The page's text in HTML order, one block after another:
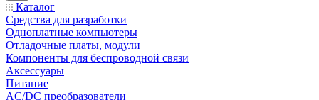
Каталог
Средства для разработки
Одноплатные компьютеры
Отладочные платы, модули
Компоненты для беспроводной связи
Аксессуары
Питание
AC/DC преобразователи